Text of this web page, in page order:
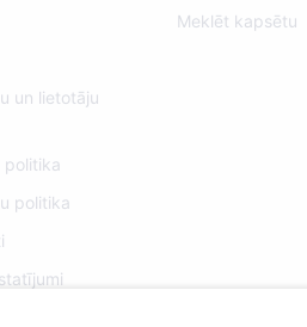
un lietotāju
politika
politika
Meklēt kapsētu